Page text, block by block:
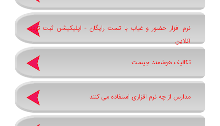
نرم افزار حضور و غیاب با تست رایگان - اپلیکیشن ثبت تردد
آنلاین
تکالیف هوشمند چیست
مدارس از چه نرم افزاری استفاده می کنند